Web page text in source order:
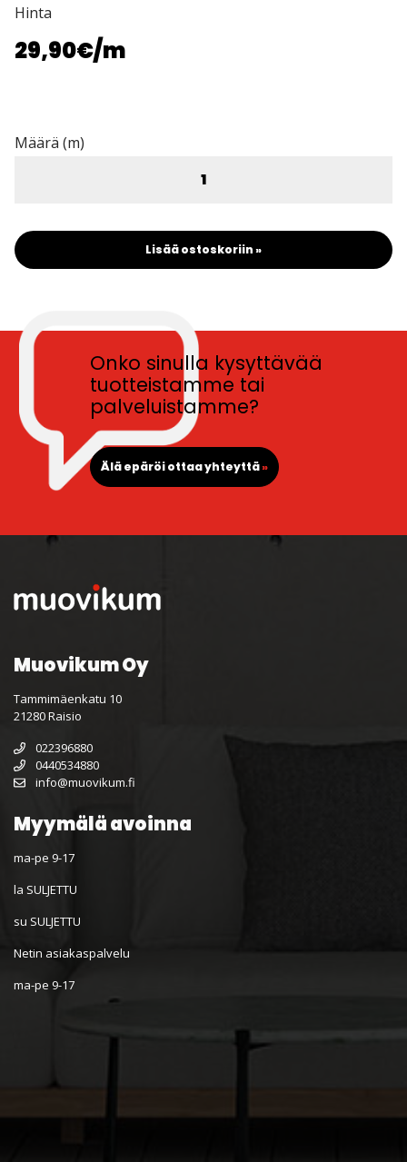
Hinta
29,90€/m
Määrä (m)
Lisää ostoskoriin »
Onko sinulla kysyttävää
tuotteistamme tai
palveluistamme?
Älä epäröi ottaa yhteyttä»
Muovikum Oy
Tammimäenkatu 10
21280 Raisio
022396880
0440534880
info@muovikum.fi
Myymälä avoinna
ma-pe 9-17
la SULJETTU
su SULJETTU
Netin asiakaspalvelu
ma-pe 9-17